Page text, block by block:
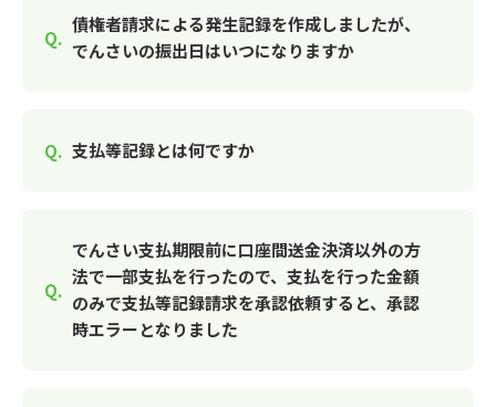
債権者請求による発生記録を作成しましたが、
でんさいの振出日はいつになりますか
支払等記録とは何ですか
でんさい支払期限前に口座間送金決済以外の方
法で一部支払を行ったので、支払を行った金額
のみで支払等記録請求を承認依頼すると、承認
時エラーとなりました